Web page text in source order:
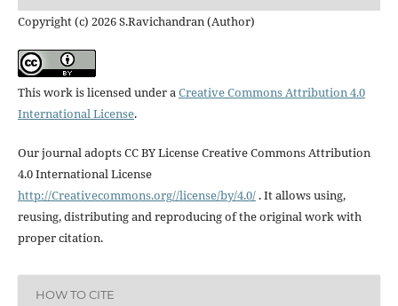
Copyright (c) 2026 S.Ravichandran (Author)
This work is licensed under aCreative Commons Attribution 4.0
International License.
Our journal adopts CC BY License Creative Commons Attribution
4.0 International License
http://Creativecommons.org//license/by/4.0/. It allows using,
reusing, distributing and reproducing of the original work with
proper citation.
HOW TO CITE